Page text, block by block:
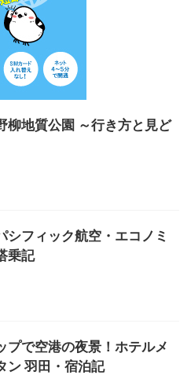
柳地質公園 ～行き方と見ど
シフィック航空・エコノミ
乗記
プで空港の夜景！ホテルメ
ン 羽田・宿泊記